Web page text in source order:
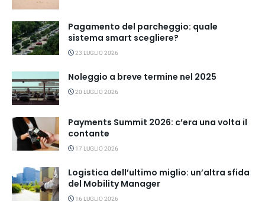
Pagamento del parcheggio: quale
sistema smart scegliere?
23 LUGLIO 2026
Noleggio a breve termine nel 2025
20 LUGLIO 2026
Payments Summit 2026: c’era una volta il
contante
17 LUGLIO 2026
Logistica dell’ultimo miglio: un’altra sfida
del Mobility Manager
16 LUGLIO 2026